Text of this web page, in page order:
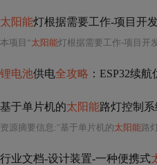
太阳能灯根据需要工作-项目开
本项目“太阳能灯根据需要工作-项目开发”
锂电池供电全攻略 ：ESP32续航
基于单片机的太阳能路灯控制
资源摘要信息:"基于单片机的太阳能路灯
行业文档-设计装置-一种便携式